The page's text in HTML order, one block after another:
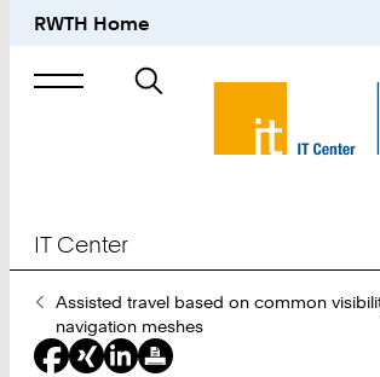
RWTH Home
Suche
nach
IT Center
Sie
sind
hier:
Assisted travel based on common
navigation meshes